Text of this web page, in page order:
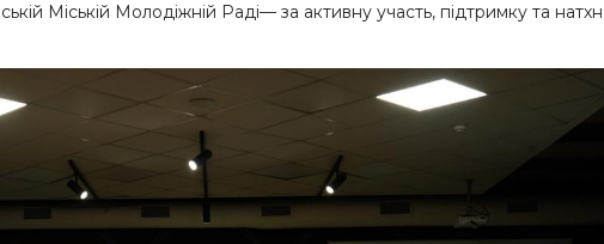
Міській Молодіжній Раді— за активну участь, підтримку та